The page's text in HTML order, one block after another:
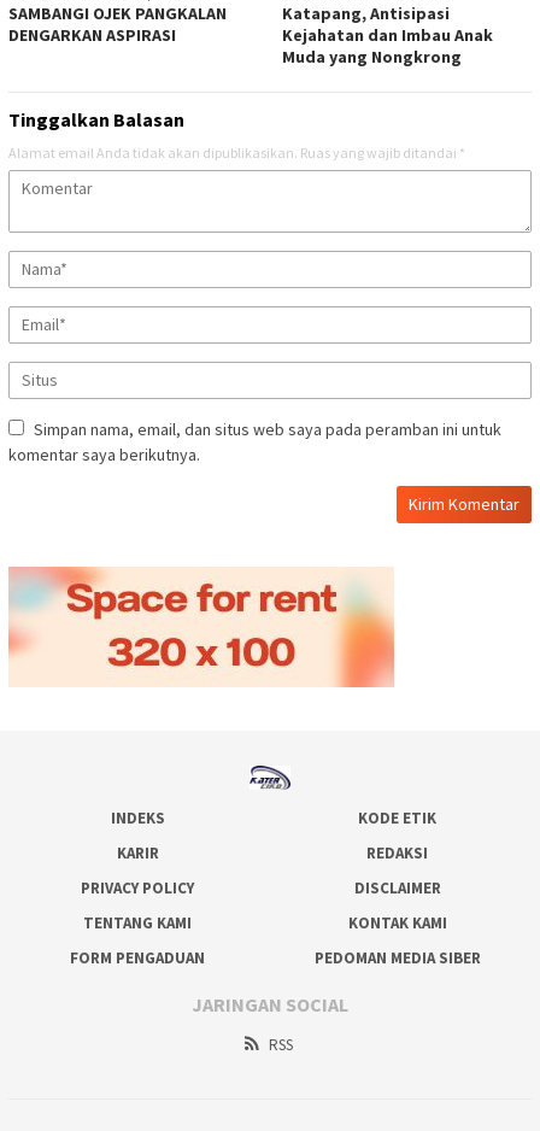
SAMBANGI OJEK PANGKALAN
DENGARKAN ASPIRASI
Katapang, Antisipasi
Kejahatan dan Imbau Anak
Muda yang Nongkrong
Tinggalkan Balasan
Alamat email Anda tidak akan dipublikasikan. Ruas yang wajib ditandai *
Simpan nama, email, dan situs web saya pada peramban ini untuk
komentar saya berikutnya.
INDEKS
KODE ETIK
KARIR
REDAKSI
PRIVACY POLICY
DISCLAIMER
TENTANG KAMI
KONTAK KAMI
FORM PENGADUAN
PEDOMAN MEDIA SIBER
JARINGAN SOCIAL
RSS